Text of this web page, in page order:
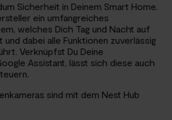
Sicherheit in Deinem Smart Home.
ein umfangreiches
welches Dich Tag und Nacht auf
und dabei alle Funktionen zuverlässig
Verknüpfst Du Deine
Assistant, lässt sich diese auch
sind mit dem Nest Hub